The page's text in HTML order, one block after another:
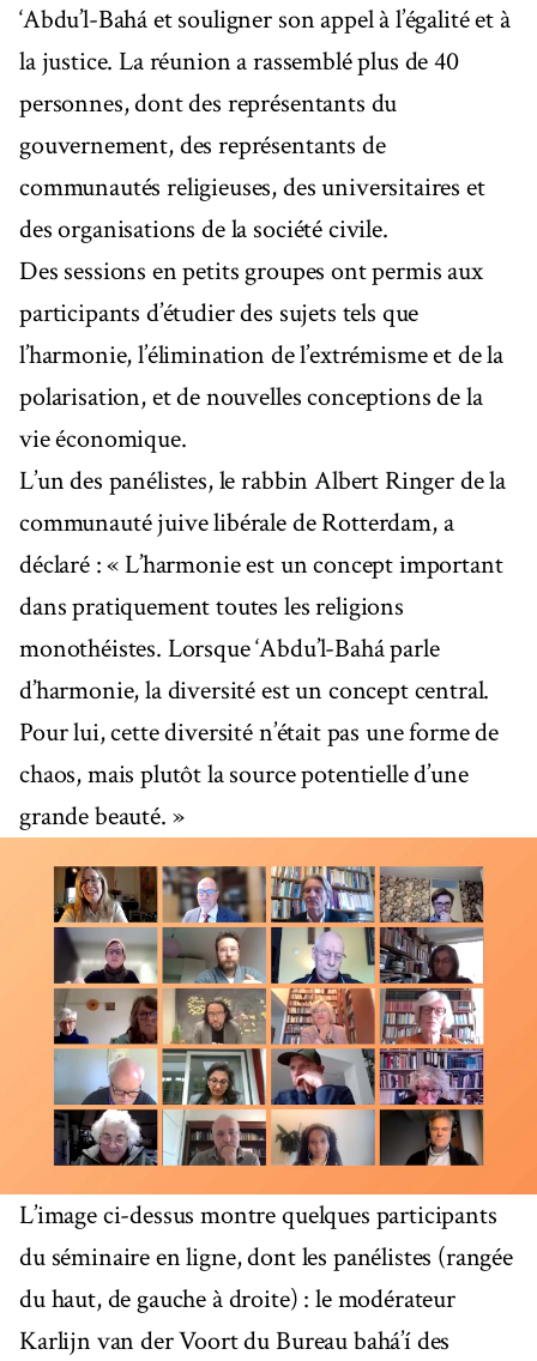
‘Abdu’l-Bahá et souligner son appel à l’égalité et à
la justice. La réunion a rassemblé plus de 40
personnes, dont des représentants du
gouvernement, des représentants de
communautés religieuses, des universitaires et
des organisations de la société civile.
Des sessions en petits groupes ont permis aux
participants d’étudier des sujets tels que
l’harmonie, l’élimination de l’extrémisme et de la
polarisation, et de nouvelles conceptions de la
vie économique.
L’un des panélistes, le rabbin Albert Ringer de la
communauté juive libérale de Rotterdam, a
déclaré : « L’harmonie est un concept important
dans pratiquement toutes les religions
monothéistes. Lorsque ‘Abdu’l-Bahá parle
d’harmonie, la diversité est un concept central.
Pour lui, cette diversité n’était pas une forme de
chaos, mais plutôt la source potentielle d’une
grande beauté. »
L’image ci-dessus montre quelques participants
du séminaire en ligne, dont les panélistes (rangée
du haut, de gauche à droite) : le modérateur
Karlijn van der Voort du Bureau bahá’í des